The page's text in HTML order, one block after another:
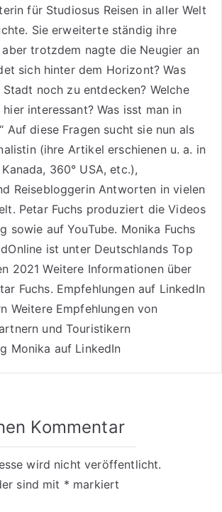
für Studiosus Reisen in aller Welt
Sie erweiterte ständig ihre
aber trotzdem nagte die Neugier an
sich hinter dem Horizont? Was
noch zu entdecken? Welche
interessant? Was isst man in
Auf diese Fragen sucht sie nun als
(ihre Artikel erschienen u. a. in
360° USA, etc.),
Reisebloggerin Antworten in vielen
Petar Fuchs produziert die Videos
sowie aufYouTube. Monika Fuchs
ist unter Deutschlands Top
2021 Weitere Informationen über
Fuchs. Empfehlungen auf LinkedIn
Weitere Empfehlungen von
und Touristikern
Monika auf LinkedIn
Kommentar
wird nicht veröffentlicht.
sind mit * markiert